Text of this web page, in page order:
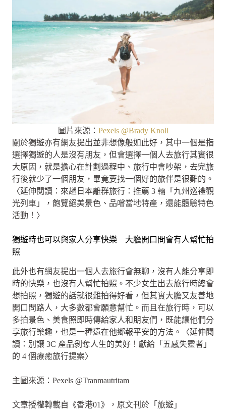
圖片來源： Pexels @Brady Knoll
關於獨遊亦有網友提出並非想像般如此好，其中一個是指
選擇獨遊的人是沒有朋友，但會選擇一個人去旅行其實很
大原因，就是擔心在計劃過程中、旅行中會吵架，去完旅
行後就少了一個朋友，畢竟要找一個好的旅伴是很難的。
〈延伸閱讀：來趟日本離群旅行：推薦 3 輛「九州巡禮觀
光列車」，飽覽絕美景色、品嚐當地特產，還能體驗特色
活動！〉
獨遊時也可以與家人分享快樂 大膽開口問會有人幫忙拍
照
此外也有網友提出一個人去旅行會無聊，沒有人能分享即
時的快樂，也沒有人幫忙拍照。不少女生出去旅行時總會
想拍照，獨遊的話就很難拍得好看，但其實大膽又友善地
開口問路人，大多數都會願意幫忙。而且在旅行時，可以
多拍景色、美食照即時傳給家人和朋友們，既能讓他們分
享旅行樂趣，也是一種遠在他鄉報平安的方法。〈延伸閱
讀：別讓 3C 產品剝奪人生的美好！獻給「五感失靈者」
的 4 個療癒旅行提案〉
主圖來源：Pexels @Tranmautritam
文章授權轉載自《香港01》，原文刊於「旅遊」